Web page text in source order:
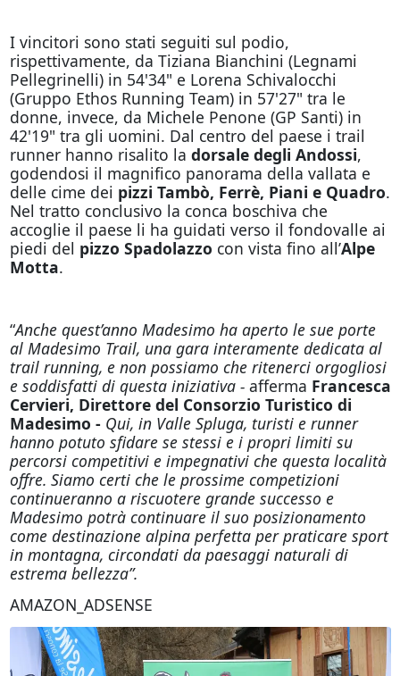
I vincitori sono stati seguiti sul podio,
rispettivamente, da Tiziana Bianchini (Legnami
Pellegrinelli) in 54'34" e Lorena Schivalocchi
(Gruppo Ethos Running Team) in 57'27" tra le
donne, invece, da Michele Penone (GP Santi) in
42'19" tra gli uomini. Dal centro del paese i trail
runner hanno risalito la dorsale degli Andossi,
godendosi il magnifico panorama della vallata e
delle cime dei pizzi Tambò, Ferrè, Piani e Quadro.
Nel tratto conclusivo la conca boschiva che
accoglie il paese li ha guidati verso il fondovalle ai
piedi del pizzo Spadolazzo con vista fino all’Alpe
Motta.
“Anche quest’anno Madesimo ha aperto le sue porte
al Madesimo Trail, una gara interamente dedicata al
trail running, e non possiamo che ritenerci orgogliosi
e soddisfatti di questa iniziativa - afferma Francesca
Cervieri, Direttore del Consorzio Turistico di
Madesimo - Qui, in Valle Spluga, turisti e runner
hanno potuto sfidare se stessi e i propri limiti su
percorsi competitivi e impegnativi che questa località
offre. Siamo certi che le prossime competizioni
continueranno a riscuotere grande successo e
Madesimo potrà continuare il suo posizionamento
come destinazione alpina perfetta per praticare sport
in montagna, circondati da paesaggi naturali di
estrema bellezza”.
AMAZON_ADSENSE